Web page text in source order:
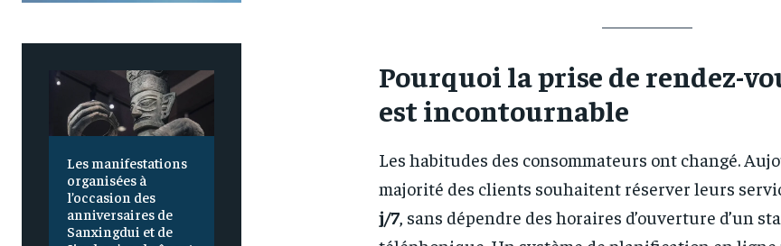
Les manifestations
organisées à
l’occasion des
anniversaires de
Sanxingdui et de
Pourquoi la prise de rendez-
est incontournable
Les habitudes des consommateurs ont changé.
majorité des clients souhaitent réserver leurs
j/7, sans dépendre des horaires d’ouverture d’un